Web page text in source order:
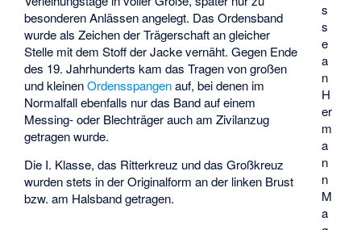
s
s
e
a
n
H
er
m
a
n
n
M
a
besonderen Anlässen angelegt. Das Ordensband
wurde als Zeichen der Trägerschaft an gleicher
Stelle mit dem Stoff der Jacke vernäht. Gegen Ende
des 19. Jahrhunderts kam das Tragen von großen
und kleinenOrdensspangenauf, bei denen im
Normalfall ebenfalls nur das Band auf einem
Messing- oder Blechträger auch am Zivilanzug
getragen wurde.
Die I. Klasse, das Ritterkreuz und das Großkreuz
wurden stets in der Originalform an der linken Brust
bzw. am Halsband getragen.